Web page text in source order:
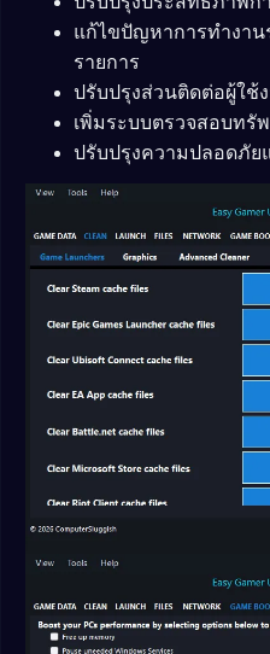
แก้ไขปัญหาการทำงาน
รายการ
ปรับปรุงส่วนติดต่อผู้ใช้
เพิ่มระบบตรวจสอบทรั
ปรับปรุงความปลอดภัย